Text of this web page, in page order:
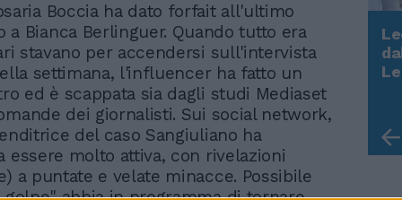
Boccia ha dato forfait all'ultimo
a Bianca Berlinguer. Quando tutto era
stavano per accendersi sull'intervista
settimana, l'influencer ha fatto un
ed è scappata sia dagli studi Mediaset
dei giornalisti. Sui social network,
del caso Sangiuliano ha
essere molto attiva, con rivelazioni
a puntate e velate minacce. Possibile
abbia in programma di tornare
Rudy Giuliani a Come States?
Trump, Meloni e la strategia
americana